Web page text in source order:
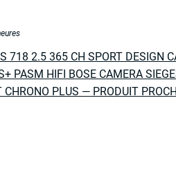
718 2.5 365 CH SPORT DESIGN
PASM HIFI BOSE CAMERA
CHRONO PLUS — PRODUIT